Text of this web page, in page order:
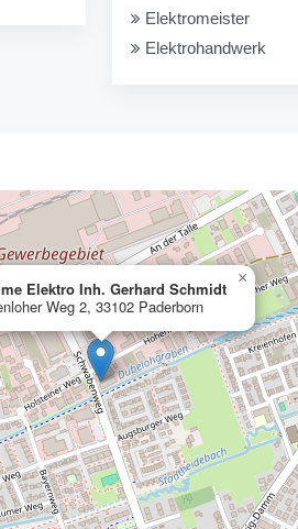
Elektromeister
Elektrohandwerk
Elektro Inh. Gerhard Schmidt
Weg 2, 33102 Paderborn
×